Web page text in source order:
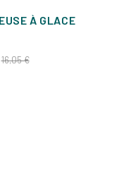
À GLACE
16,05 €Prix